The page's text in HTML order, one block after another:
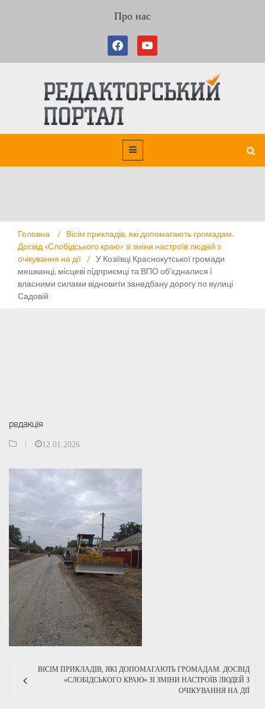
Про нас
У Козіївці Краснокутської громади мешканці,
місцеві підприємці та ВПО об’єдналися і
власними силами відновити занедбану
дорогу по вулиці Садовій
Головна /
Вісім прикладів, які допомагають громадам.
Досвід «Слобідського краю» зі зміни настроїв людей з
очікування на дії / У Козіївці Краснокутської громади
мешканці, місцеві підприємці та ВПО об’єдналися і
власними силами відновити занедбану дорогу по вулиці
Садовій
редакція
12.01.2026
ВІСІМ ПРИКЛАДІВ, ЯКІ ДОПОМАГАЮТЬ ГРОМАДАМ. ДОСВІД
«СЛОБІДСЬКОГО КРАЮ» ЗІ ЗМІНИ НАСТРОЇВ ЛЮДЕЙ З
ОЧІКУВАННЯ НА ДІЇ